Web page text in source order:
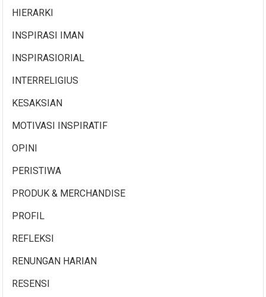
HIERARKI
INSPIRASI IMAN
INSPIRASIORIAL
INTERRELIGIUS
KESAKSIAN
MOTIVASI INSPIRATIF
OPINI
PERISTIWA
PRODUK & MERCHANDISE
PROFIL
REFLEKSI
RENUNGAN HARIAN
RESENSI